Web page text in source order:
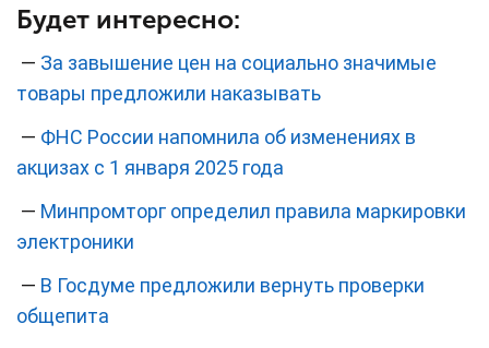
Будет интересно:
— За завышение цен на социально значимые
товары предложили наказывать
— ФНС России напомнила об изменениях в
акцизах с 1 января 2025 года
— Минпромторг определил правила маркировки
электроники
— В Госдуме предложили вернуть проверки
общепита